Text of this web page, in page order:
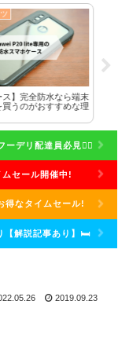
ス】完全防水なら端末
うのがおすすめな理
ーデリ配達員必見🚴‍♀️
ムセール開催中!
得なタイムセール!
【解説記事あり】🛏
2019.09.23